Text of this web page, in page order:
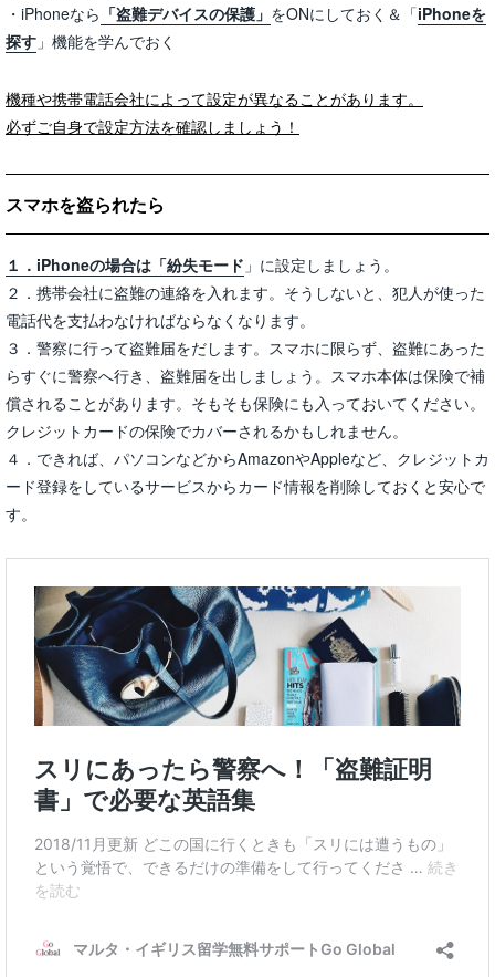
・iPhoneなら 「盗難デバイスの保護」 をONにしておく＆「iPhoneを
探す 」機能を学んでおく
機種や携帯電話会社によって設定が異なることがあります。
必ずご自身で設定方法を確認しましょう！
スマホを盗られたら
１．iPhoneの場合は「紛失モード 」に設定しましょう。
２．携帯会社に盗難の連絡を入れます。そうしないと、犯人が使った
電話代を支払わなければならなくなります。
３．警察に行って盗難届をだします。スマホに限らず、盗難にあった
らすぐに警察へ行き、盗難届を出しましょう。スマホ本体は保険で補
償されることがあります。そもそも保険にも入っておいてください。
クレジットカードの保険でカバーされるかもしれません。
４．できれば、パソコンなどからAmazonやAppleなど、クレジットカ
ード登録をしているサービスからカード情報を削除しておくと安心で
す。